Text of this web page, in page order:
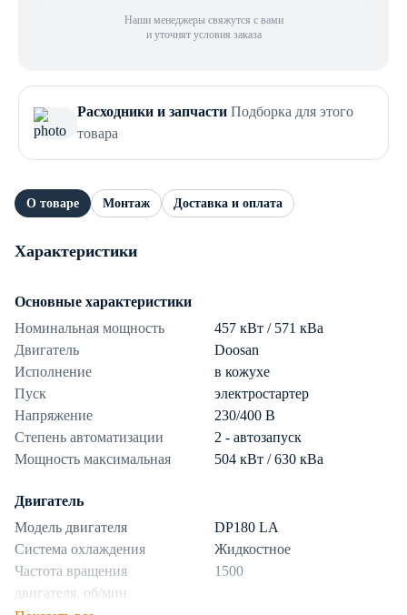
Наши менеджеры свяжутся с вами
и уточнят условия заказа
Расходники и запчасти Подборка для этого
товара
О товаре Монтаж Доставка и оплата
Характеристики
Основные характеристики
Номинальная мощность
457 кВт / 571 кВа
Двигатель
Doosan
Исполнение
в кожухе
Пуск
электростартер
Напряжение
230/400 В
Степень автоматизации
2 - автозапуск
Мощность максимальная
504 кВт / 630 кВа
Двигатель
Модель двигателя
DP180 LA
Система охлаждения
Жидкостное
Частота вращения
двигателя, об/мин
1500